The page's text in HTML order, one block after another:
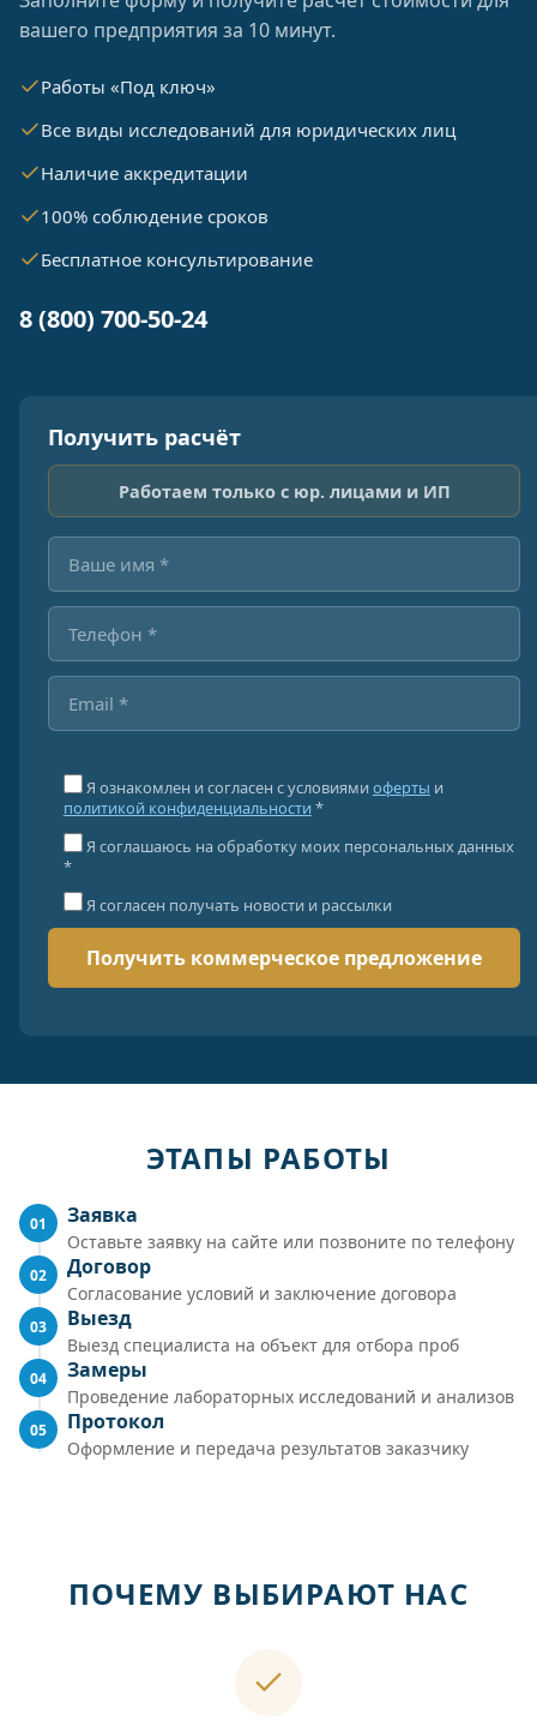
вашего предприятия за 10 минут.
Работы «Под ключ»
Все виды исследований для юридических лиц
Наличие аккредитации
100% соблюдение сроков
Бесплатное консультирование
8 (800) 700-50-24
Получить расчёт
Работаем только с юр. лицами и ИП
Я ознакомлен и согласен с условиями оферты и
политикой конфиденциальности *
Я соглашаюсь на обработку моих персональных данных
*
Я согласен получать новости и рассылки
ЭТАПЫ РАБОТЫ
01 Заявка
Оставьте заявку на сайте или позвоните по телефону
02 Договор
Согласование условий и заключение договора
03 Выезд
Выезд специалиста на объект для отбора проб
04 Замеры
Проведение лабораторных исследований и анализов
05 Протокол
Оформление и передача результатов заказчику
ПОЧЕМУ ВЫБИРАЮТ НАС